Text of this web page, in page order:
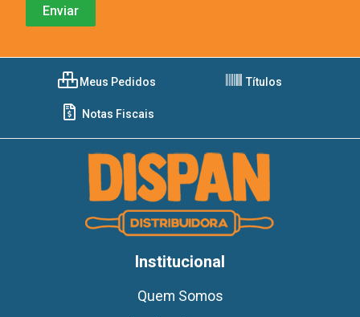
Meus Pedidos Títulos
Notas Fiscais
Institucional
Quem Somos